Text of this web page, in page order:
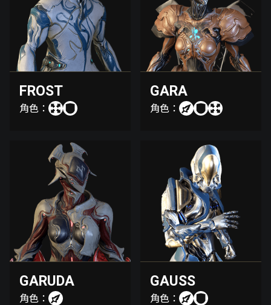
FROST
角色：
GARA
角色：
GARUDA
角色：
GAUSS
角色：